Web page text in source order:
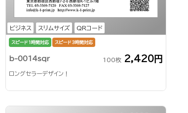
ビジネス スリムサイズ QRコード
スピード1時間対応 スピード3時間対応
b-0014sqr 100枚 2,420円
ロングセラーデザイン！